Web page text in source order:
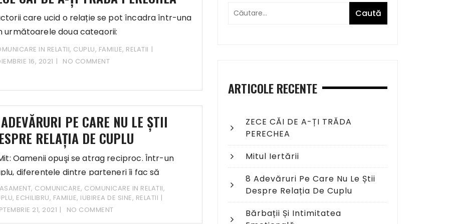
care ucid o relație se pot încadra într-una
următoarele doua categorii:
– când nu-ți dezvălui adevăratele nevoi
a evita conflictele.
nu pare disponibil să-ți ofere ce ai
IN RELATII, CUPLU, FAMILIE, RELATII
16, 2021
NO COMMENT
PE CARE NU LE ȘTII
RELAȚIA DE CUPLU
Oamenii opuşi se atrag reciproc. Într-un
diferenţele dintre parteneri îi fac să
, COMUNICARE, COMUNICARE IN RELATII,
, ECHILIBRU, FAMILIE, IUBIREA DE SINE, RELATII
21, 2021
NO COMMENT
ARTICOLE RECENTE
ZECE CĂI DE A-ȚI TRĂDA
PERECHEA
Mitul Iertării
8 Adevăruri Pe Care Nu Le Știi
Despre Relația De Cuplu
Bărbații Și Intimitatea